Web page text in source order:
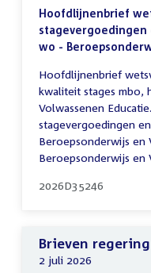
Hoofdlijnenbrief
stagevergoedingen
wo -
Hoofdlijnenbrief
kwaliteit stages mbo,
Volwassenen
stagevergoedingen
Beroepsonderwijs en
Beroepsonderwijs en
2026D35246
Brieven regering
2 juli 2026